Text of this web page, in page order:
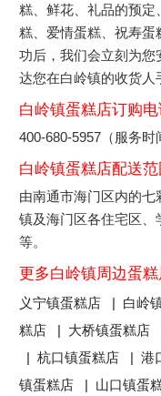
糕、鲜花、礼品的预定
糕、爱情蛋糕、祝寿
功后，我们会立刻为您
达您在白岭镇的收货人
白岭镇蛋糕店订购
400-680-5957（服务时
白岭镇蛋糕店配送范
由南通市海门区内的
镇及海门区各住宅区
等。
更多白岭镇周边蛋
义宁镇蛋糕店 | 白岭
糕店 | 大桥镇蛋糕
|杭口镇蛋糕店 |港
镇蛋糕店 | 山口镇